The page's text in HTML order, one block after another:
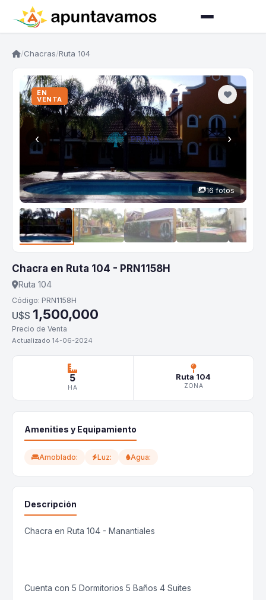
/Chacras/Ruta 104
‹ ›
EN
VENTA
16 fotos
Chacra en Ruta 104 - PRN1158H
Ruta 104
Código: PRN1158H
U$S 1,500,000
Precio de Venta
Actualizado 14-06-2024
5
HA
Ruta 104
ZONA
Amenities y Equipamiento
Amoblado: Luz: Agua:
Descripción
Chacra en Ruta 104 - Manantiales
Cuenta con 5 Dormitorios 5 Baños 4 Suites